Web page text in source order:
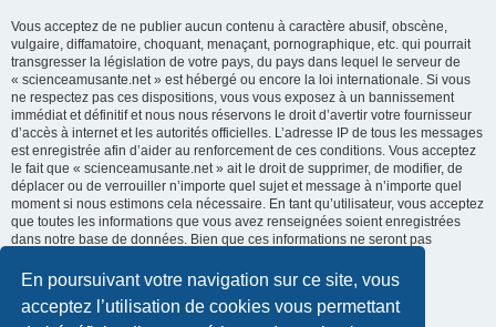
En poursuivant votre navigation sur ce site, vous
acceptez l’utilisation de cookies vous permettant
Vous acceptez de ne publier aucun contenu à caractère abusif, obscène,
vulgaire, diffamatoire, choquant, menaçant, pornographique, etc. qui pourrait
transgresser la législation de votre pays, du pays dans lequel le serveur de
« scienceamusante.net » est hébergé ou encore la loi internationale. Si vous
ne respectez pas ces dispositions, vous vous exposez à un bannissement
immédiat et définitif et nous nous réservons le droit d’avertir votre fournisseur
d’accès à internet et les autorités officielles. L’adresse IP de tous les messages
est enregistrée afin d’aider au renforcement de ces conditions. Vous acceptez
le fait que « scienceamusante.net » ait le droit de supprimer, de modifier, de
déplacer ou de verrouiller n’importe quel sujet et message à n’importe quel
moment si nous estimons cela nécessaire. En tant qu’utilisateur, vous acceptez
que toutes les informations que vous avez renseignées soient enregistrées
dans notre base de données. Bien que ces informations ne seront pas
« scienceamusante.net », ni phpBB, ne pourront être tenus comme
responsables en cas de tentative de piratage informatique visant à
compromettre vos données.